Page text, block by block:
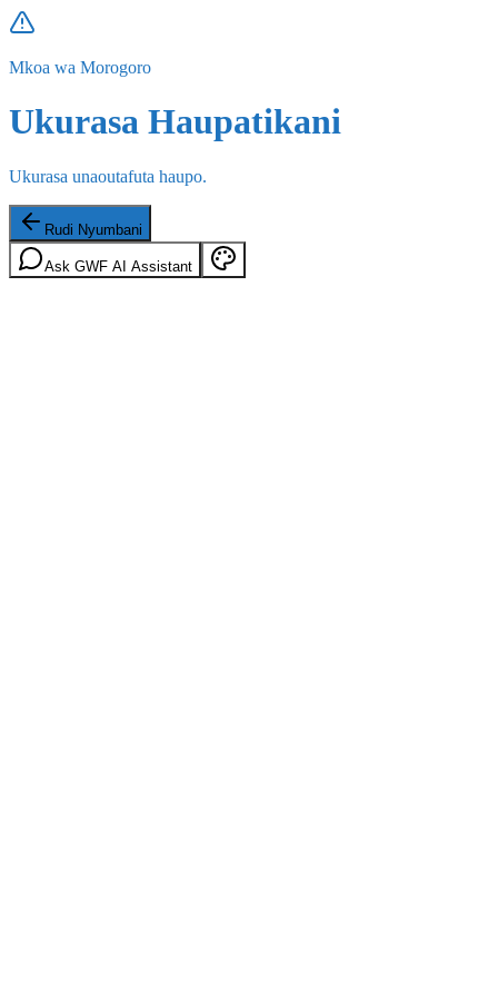
Mkoa wa Morogoro
Ukurasa Haupatikani
Ukurasa unaoutafuta haupo.
Rudi Nyumbani
Ask GWF AI Assistant